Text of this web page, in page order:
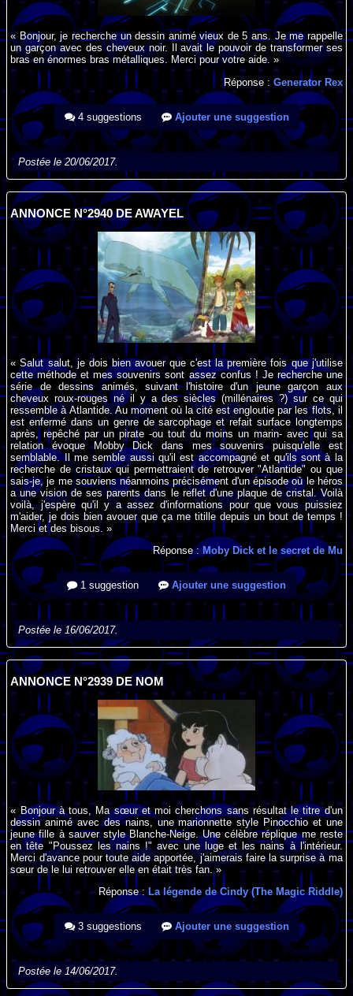
« Bonjour, je recherche un dessin animé vieux de 5 ans. Je me rappelle
un garçon avec des cheveux noir. Il avait le pouvoir de transformer ses
bras en énormes bras métalliques. Merci pour votre aide. »
Réponse : Generator Rex
4 suggestions Ajouter une suggestion
Postée le 20/06/2017.
ANNONCE N°2940 DE AWAYEL
« Salut salut, je dois bien avouer que c'est la première fois que j'utilise
cette méthode et mes souvenirs sont assez confus ! Je recherche une
série de dessins animés, suivant l'histoire d'un jeune garçon aux
cheveux roux-rouges né il y a des siècles (millénaires ?) sur ce qui
ressemble à Atlantide. Au moment où la cité est engloutie par les flots, il
est enfermé dans un genre de sarcophage et refait surface longtemps
après, repêché par un pirate -ou tout du moins un marin- avec qui sa
relation évoque Mobby Dick dans mes souvenirs puisqu'elle est
semblable. Il me semble aussi qu'il est accompagné et qu'ils sont à la
recherche de cristaux qui permettraient de retrouver "Atlantide" ou que
sais-je, je me souviens néanmoins précisément d'un épisode où le héros
a une vision de ses parents dans le reflet d'une plaque de cristal. Voilà
voilà, j'espère qu'il y a assez d'informations pour que vous puissiez
m'aider, je dois bien avouer que ça me titille depuis un bout de temps !
Merci et des bisous. »
Réponse : Moby Dick et le secret de Mu
1 suggestion Ajouter une suggestion
Postée le 16/06/2017.
ANNONCE N°2939 DE NOM
« Bonjour à tous, Ma sœur et moi cherchons sans résultat le titre d'un
dessin animé avec des nains, une marionnette style Pinocchio et une
jeune fille à sauver style Blanche-Neige. Une célèbre réplique me reste
en tête "Poussez les nains !" avec une luge et les nains à l'intérieur.
Merci d'avance pour toute aide apportée, j'aimerais faire la surprise à ma
sœur de le lui retrouver elle en était très fan. »
Réponse :La légende de Cindy (The Magic Riddle)
3 suggestions Ajouter une suggestion
Postée le 14/06/2017.